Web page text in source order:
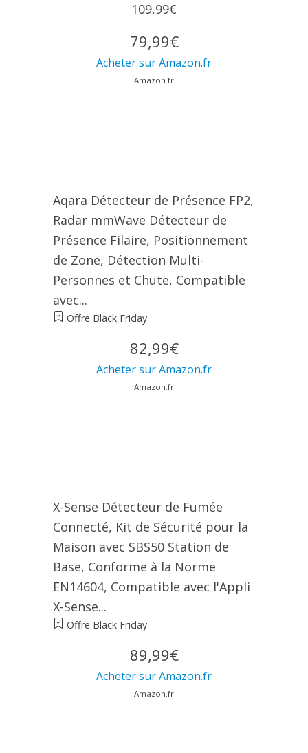
109,99€
79,99€
Acheter sur Amazon.fr
Amazon.fr
Aqara Détecteur de Présence FP2,
Radar mmWave Détecteur de
Présence Filaire, Positionnement
de Zone, Détection Multi-
Personnes et Chute, Compatible
avec...
Offre Black Friday
82,99€
Acheter sur Amazon.fr
Amazon.fr
X-Sense Détecteur de Fumée
Connecté, Kit de Sécurité pour la
Maison avec SBS50 Station de
Base, Conforme à la Norme
EN14604, Compatible avec l'Appli
X-Sense...
Offre Black Friday
89,99€
Acheter sur Amazon.fr
Amazon.fr